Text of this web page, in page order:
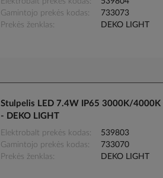
Gamintojo prekės kodas
733073
Prekės ženklas
DEKO LIGHT
Stulpelis LED 7.4W IP65 3000K/
- DEKO LIGHT
Elektrobalt prekės kodas
539803
Gamintojo prekės kodas
733070
Prekės ženklas
DEKO LIGHT